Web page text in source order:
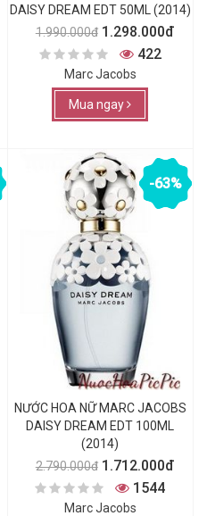
DAISY DREAM EDT 50ML (2014)
1.990.000đ 1.298.000đ
422
Marc Jacobs
Mua ngay
-63%
NƯỚC HOA NỮ MARC JACOBS
DAISY DREAM EDT 100ML
(2014)
2.790.000đ 1.712.000đ
1544
Marc Jacobs